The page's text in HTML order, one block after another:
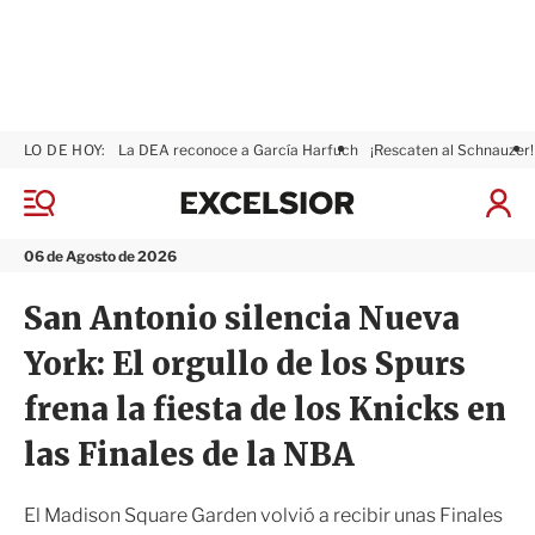
M
n
06 de Agosto de 2026
LO DE HOY: La DEA reconoce a García Harfuch ¡Rescaten al Schnauzer!
I
s
x
s
r
San Antonio silencia Nueva
York: El orgullo de los Spurs
frena la fiesta de los Knicks en
las Finales de la NBA
El Madison Square Garden volvió a recibir unas Finales